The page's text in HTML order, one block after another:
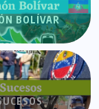
BOLÍVAR